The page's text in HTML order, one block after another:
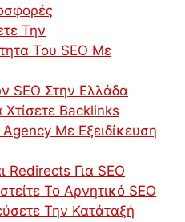
Την
Του SEO Με
SEO Στην Ελλάδα
Backlinks
Με Εξειδίκευση
Redirects Για SEO
Το Αρνητικό SEO
Την Κατάταξή